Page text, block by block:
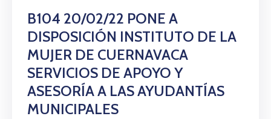
B104 20/02/22 PONE A
DISPOSICIÓN INSTITUTO DE LA
MUJER DE CUERNAVACA
SERVICIOS DE APOYO Y
ASESORÍA A LAS AYUDANTÍAS
MUNICIPALES